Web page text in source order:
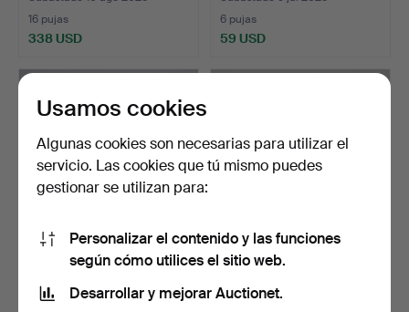
16 pujas
338 USD
6 pujas
59 USD
TUMBONA. Teca y latón.
Subastado 3 jul 2025
PARASOLLFOOT, mármol
italiano, sobre rueda…
Usamos cookies
Algunas cookies son necesarias para utilizar el
servicio. Las cookies que tú mismo puedes
gestionar se utilizan para:
Personalizar el contenido y las funciones
según cómo utilices el sitio web.
Desarrollar y mejorar Auctionet.